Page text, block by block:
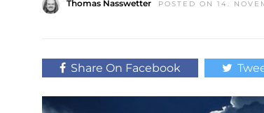
Thomas Nasswetter POSTED ON 14.
Share On Facebook